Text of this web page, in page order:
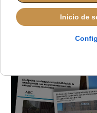
LUCAS ALONSO DISCUTIBLE